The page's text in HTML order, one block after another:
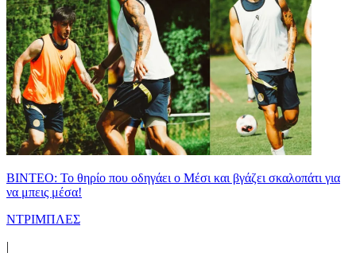
ΒΙΝΤΕΟ: Το θηρίο που οδηγάει ο Μέσι και βγάζει σκαλοπάτι για
να μπεις μέσα!
ΝΤΡΙΜΠΛΕΣ
|